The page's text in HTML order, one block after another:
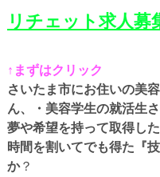
リチェット求人募
↑まずはクリック
さいたま市にお住いの美
ん、・美容学生の就活生
夢や希望を持って取得し
時間を割いてでも得た『
か？